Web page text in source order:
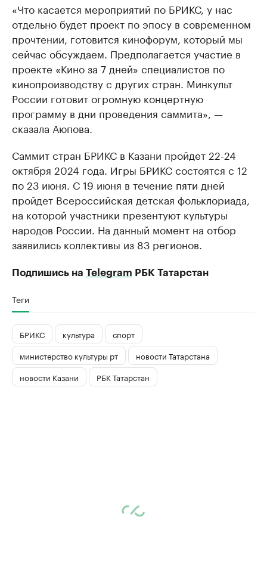
«Что касается мероприятий по БРИКС, у нас
отдельно будет проект по эпосу в современном
прочтении, готовится кинофорум, который мы
сейчас обсуждаем. Предполагается участие в
проекте «Кино за 7 дней» специалистов по
кинопроизводству с других стран. Минкульт
России готовит огромную концертную
программу в дни проведения саммита», —
сказала Аюпова.
Саммит стран БРИКС в Казани пройдет 22-24
октября 2024 года. Игры БРИКС состоятся с 12
по 23 июня. С 19 июня в течение пяти дней
пройдет Всероссийская детская фольклориада,
на которой участники презентуют культуры
народов России. На данный момент на отбор
заявились коллективы из 83 регионов.
Подпишись на Telegram РБК Татарстан
Теги
БРИКС культура
спорт
министерство культуры рт
новости Татарстана
новости Казани
РБК Татарстан